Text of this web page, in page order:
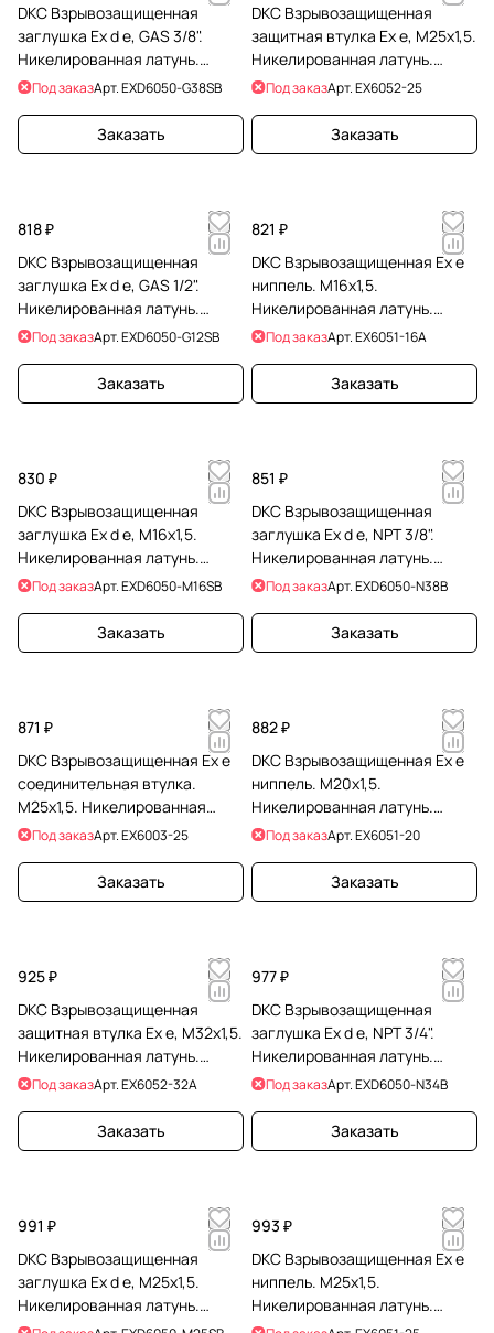
DKC Взрывозащищенная
заглушка Ex d e, GAS 3/8".
Никелированная латунь.
IP66/67/68
Под заказАрт.EXD6050-G38SB
Заказать
DKC Взрывозащищенная
защитная втулка Ex e, M25x1,5.
Никелированная латунь.
IP66/67
Под заказАрт.EX6052-25
Заказать
818 ₽
DKC Взрывозащищенная
заглушка Ex d e, GAS 1/2".
Никелированная латунь.
IP66/67/68
Под заказАрт.EXD6050-G12SB
Заказать
821 ₽
DKC Взрывозащищенная Ex e
ниппель. М16x1,5.
Никелированная латунь.
IP66/67
Под заказАрт.EX6051-16A
Заказать
830 ₽
DKC Взрывозащищенная
заглушка Ex d e, М16x1,5.
Никелированная латунь.
IP66/67/68
Под заказАрт.EXD6050-M16SB
Заказать
851 ₽
DKC Взрывозащищенная
заглушка Ex d e, NPT 3/8".
Никелированная латунь.
IP66/67/68
Под заказАрт.EXD6050-N38B
Заказать
871 ₽
DKC Взрывозащищенная Ex e
соединительная втулка.
М25x1,5. Никелированная
латунь. IP66/67
Под заказАрт.EX6003-25
Заказать
882 ₽
DKC Взрывозащищенная Ex e
ниппель. М20x1,5.
Никелированная латунь.
IP66/67
Под заказАрт.EX6051-20
Заказать
925 ₽
DKC Взрывозащищенная
защитная втулка Ex e, M32x1,5.
Никелированная латунь.
IP66/67
Под заказАрт.EX6052-32A
Заказать
977 ₽
DKC Взрывозащищенная
заглушка Ex d e, NPT 3/4".
Никелированная латунь.
IP66/67/68
Под заказАрт.EXD6050-N34B
Заказать
991 ₽
DKC Взрывозащищенная
заглушка Ex d e, М25x1,5.
Никелированная латунь.
IP66/67/68
993 ₽
DKC Взрывозащищенная Ex e
ниппель. М25x1,5.
Никелированная латунь.
IP66/67